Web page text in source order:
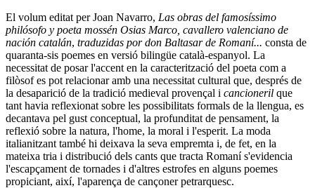
El volum editat per Joan Navarro, Las obras del famosíssimo
philósofo y poeta mossén Osias Marco, cavallero valenciano de
nación catalán, traduzidas por don Baltasar de Romaní... consta de
quaranta-sis poemes en versió bilingüe català-espanyol. La
necessitat de posar l'accent en la caracterització del poeta com a
filòsof es pot relacionar amb una necessitat cultural que, després de
la desaparició de la tradició medieval provençal i cancioneril que
tant havia reflexionat sobre les possibilitats formals de la llengua, es
decantava pel gust conceptual, la profunditat de pensament, la
reflexió sobre la natura, l'home, la moral i l'esperit. La moda
italianitzant també hi deixava la seva empremta i, de fet, en la
mateixa tria i distribució dels cants que tracta Romaní s'evidencia
l'escapçament de tornades i d'altres estrofes en alguns poemes
propiciant, així, l'aparença de cançoner petrarquesc.